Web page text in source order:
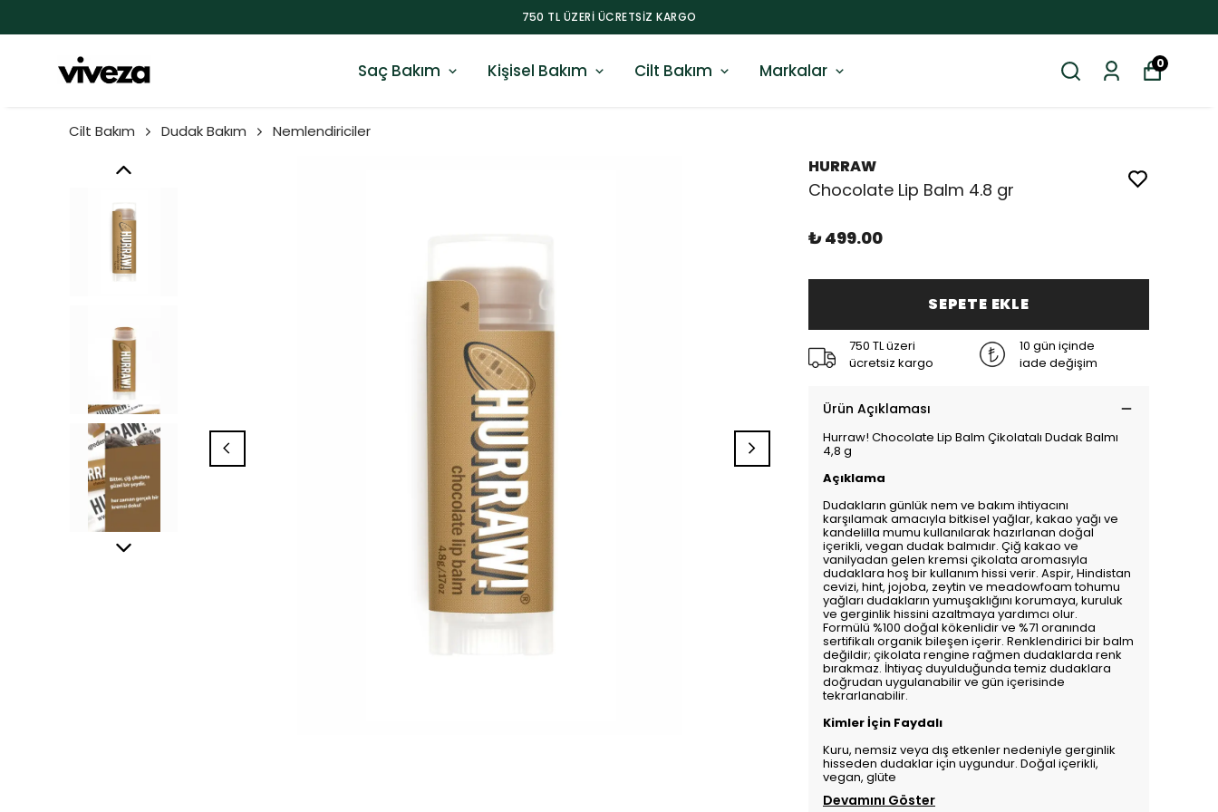
750 TL ÜZERI ÜCRETSIZ KARGO
Saç Bakım Kişisel Bakım Cilt Bakım Markalar 0
Cilt Bakım Dudak Bakım Nemlendiriciler
HURRAW
Chocolate Lip Balm 4.8 gr
₺ 499.00
SEPETE EKLE
750 TL üzeri
ücretsiz kargo
10 gün içinde
iade değişim
Ürün Açıklaması
Hurraw! Chocolate Lip Balm Çikolatalı Dudak Balmı
4,8 g
Açıklama
Dudakların günlük nem ve bakım ihtiyacını
karşılamak amacıyla bitkisel yağlar, kakao yağı ve
kandelilla mumu kullanılarak hazırlanan doğal
içerikli, vegan dudak balmıdır. Çiğ kakao ve
vanilyadan gelen kremsi çikolata aromasıyla
dudaklara hoş bir kullanım hissi verir. Aspir, Hindistan
cevizi, hint, jojoba, zeytin ve meadowfoam tohumu
yağları dudakların yumuşaklığını korumaya, kuruluk
ve gerginlik hissini azaltmaya yardımcı olur.
Formülü %100 doğal kökenlidir ve %71 oranında
sertifikalı organik bileşen içerir. Renklendirici bir balm
değildir; çikolata rengine rağmen dudaklarda renk
bırakmaz. İhtiyaç duyulduğunda temiz dudaklara
doğrudan uygulanabilir ve gün içerisinde
tekrarlanabilir.
Kimler İçin Faydalı
Kuru, nemsiz veya dış etkenler nedeniyle gerginlik
hisseden dudaklar için uygundur. Doğal içerikli,
vegan, glüte
Devamını Göster